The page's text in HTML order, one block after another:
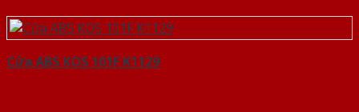
Cửa ABS KOS 101F K1129